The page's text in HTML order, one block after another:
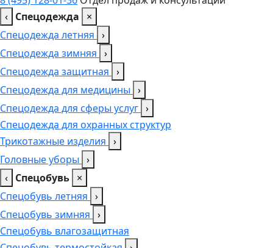
‹ Спецодежда
×
Спецодежда летняя ›
Спецодежда зимняя ›
Спецодежда защитная ›
Спецодежда для медицины ›
Спецодежда для сферы услуг ›
Спецодежда для охранных структур
Трикотажные изделия ›
Головные уборы ›
‹ Спецобувь ×
Спецобувь летняя ›
Спецобувь зимняя ›
Спецобувь влагозащитная